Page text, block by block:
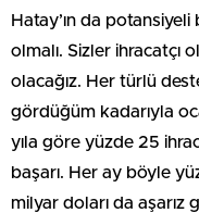
Hatay’ın da
olmalı. Sizler ihracatçı
olacağız. Her türlü
gördüğüm kadarıyla
yıla göre yüzde 25
başarı. Her ay böyle
milyar doları da aşarız